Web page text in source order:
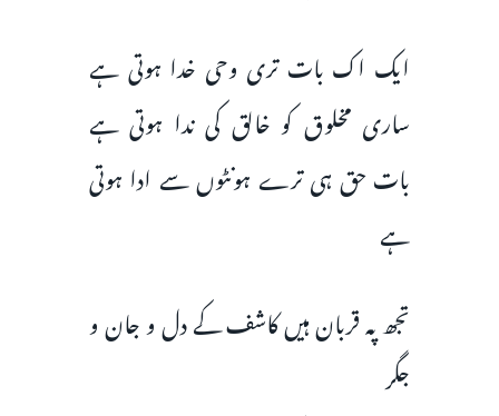
ایک اک بات تری وحی خدا ہوتی ہے
ساری مخلوق کو خالق کی ندا ہوتی ہے
بات حق ہی ترے ہونٹوں سے ادا ہوتی
ہے
تجھ پہ قربان ہیں کاشف کے دل و جان و
جگر